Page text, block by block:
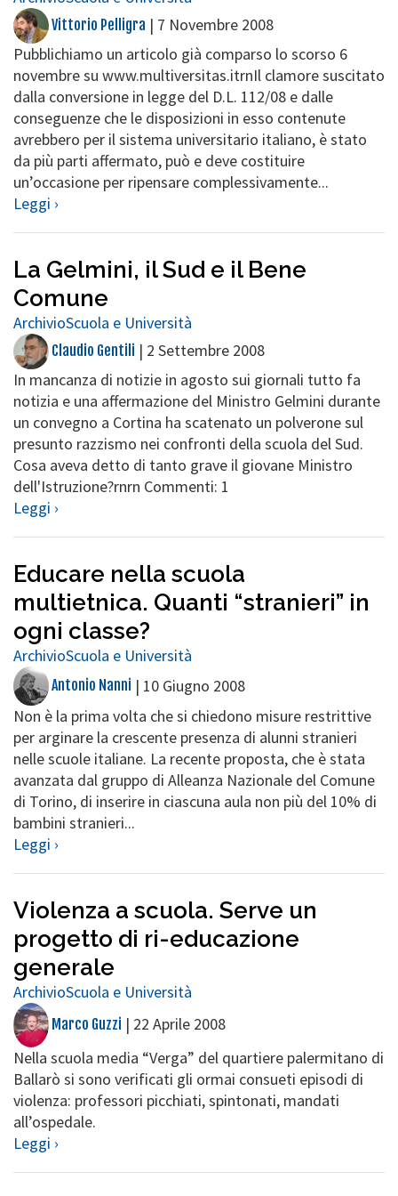
Vittorio Pelligra | 7 Novembre 2008
Pubblichiamo un articolo già comparso lo scorso 6
novembre su www.multiversitas.itrnIl clamore suscitato
dalla conversione in legge del D.L. 112/08 e dalle
conseguenze che le disposizioni in esso contenute
avrebbero per il sistema universitario italiano, è stato
da più parti affermato, può e deve costituire
un’occasione per ripensare complessivamente...
Leggi ›
La Gelmini, il Sud e il Bene
Comune
ArchivioScuola e Università
Claudio Gentili | 2 Settembre 2008
In mancanza di notizie in agosto sui giornali tutto fa
notizia e una affermazione del Ministro Gelmini durante
un convegno a Cortina ha scatenato un polverone sul
presunto razzismo nei confronti della scuola del Sud.
Cosa aveva detto di tanto grave il giovane Ministro
dell'Istruzione?rnrn Commenti: 1
Leggi ›
Educare nella scuola
multietnica. Quanti “stranieri” in
ogni classe?
ArchivioScuola e Università
Antonio Nanni | 10 Giugno 2008
Non è la prima volta che si chiedono misure restrittive
per arginare la crescente presenza di alunni stranieri
nelle scuole italiane. La recente proposta, che è stata
avanzata dal gruppo di Alleanza Nazionale del Comune
di Torino, di inserire in ciascuna aula non più del 10% di
bambini stranieri...
Leggi ›
Violenza a scuola. Serve un
progetto di ri-educazione
generale
ArchivioScuola e Università
Marco Guzzi | 22 Aprile 2008
Nella scuola media “Verga” del quartiere palermitano di
Ballarò si sono verificati gli ormai consueti episodi di
violenza: professori picchiati, spintonati, mandati
all’ospedale.
Leggi ›